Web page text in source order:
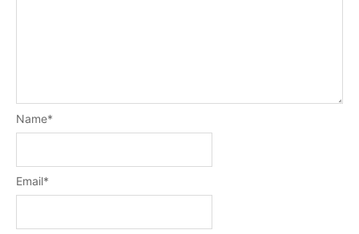
Name*
Email*